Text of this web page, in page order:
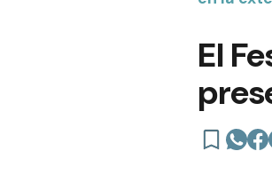
El